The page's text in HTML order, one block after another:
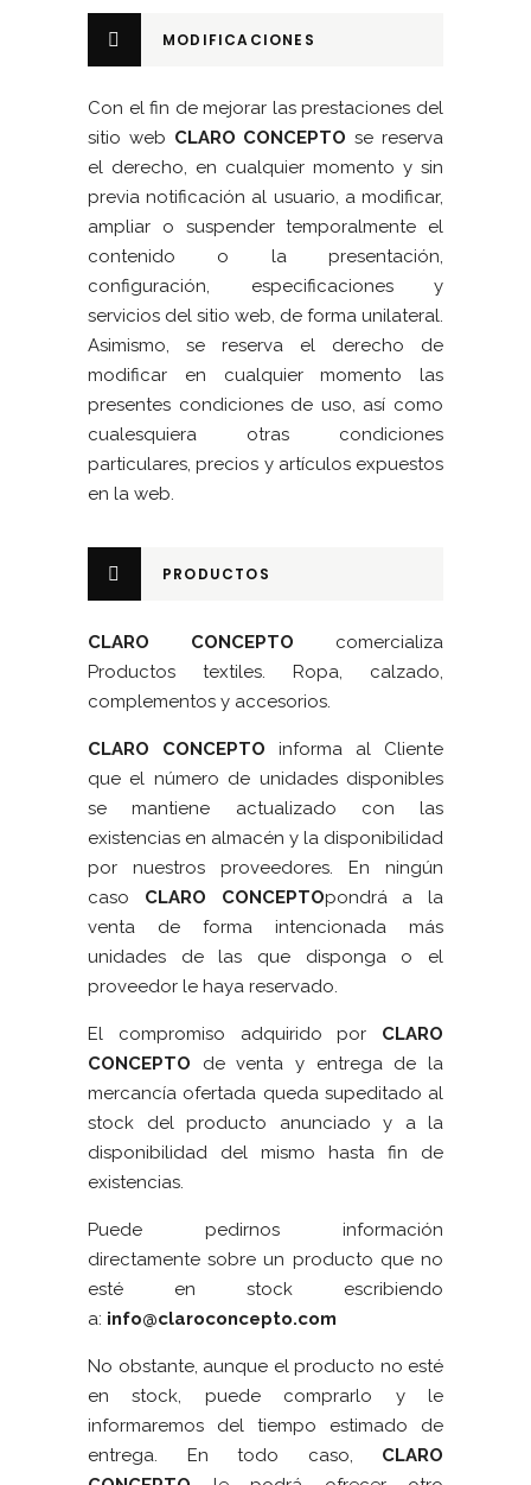
MODIFICACIONES
Con el fin de mejorar las prestaciones del
sitio web CLARO CONCEPTO se reserva
el derecho, en cualquier momento y sin
previa notificación al usuario, a modificar,
ampliar o suspender temporalmente el
contenido o la presentación,
configuración, especificaciones y
servicios del sitio web, de forma unilateral.
Asimismo, se reserva el derecho de
modificar en cualquier momento las
presentes condiciones de uso, así como
cualesquiera otras condiciones
particulares, precios y artículos expuestos
en la web.
PRODUCTOS
CLARO CONCEPTO comercializa
Productos textiles. Ropa, calzado,
complementos y accesorios.
CLARO CONCEPTO informa al Cliente
que el número de unidades disponibles
se mantiene actualizado con las
existencias en almacén y la disponibilidad
por nuestros proveedores. En ningún
caso CLARO CONCEPTOpondrá a la
venta de forma intencionada más
unidades de las que disponga o el
proveedor le haya reservado.
El compromiso adquirido por CLARO
CONCEPTO de venta y entrega de la
mercancía ofertada queda supeditado al
stock del producto anunciado y a la
disponibilidad del mismo hasta fin de
existencias.
Puede pedirnos información
directamente sobre un producto que no
esté en stock escribiendo
a: info@claroconcepto.com
No obstante, aunque el producto no esté
en stock, puede comprarlo y le
informaremos del tiempo estimado de
entrega. En todo caso, CLARO